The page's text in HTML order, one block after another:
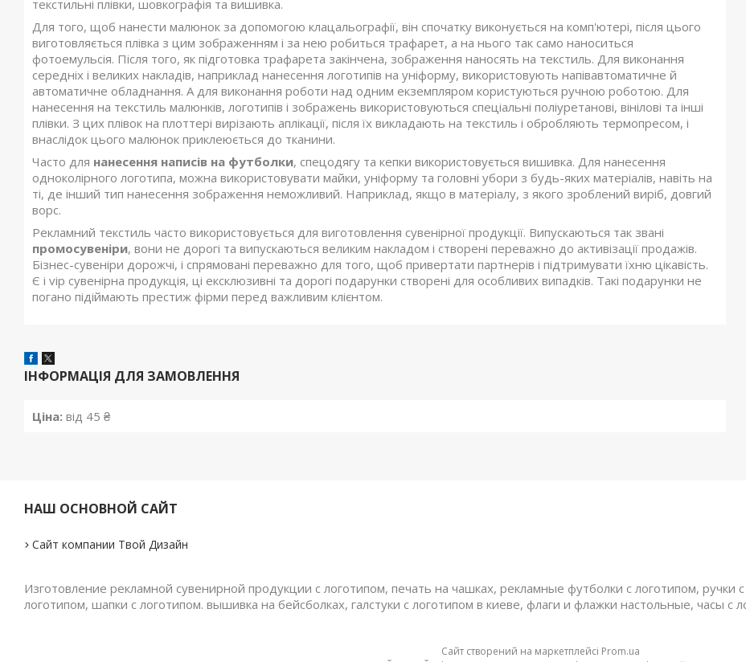
текстильні плівки, шовкографія та вишивка.
Для того, щоб нанести малюнок за допомогою клацальографії, він спочатку виконується на комп'ютері, після цього
виготовляється плівка з цим зображенням і за нею робиться трафарет, а на нього так само наноситься
фотоемульсія. Після того, як підготовка трафарета закінчена, зображення наносять на текстиль. Для виконання
середніх і великих накладів, наприклад нанесення логотипів на уніформу, використовують напівавтоматичне й
автоматичне обладнання. А для виконання роботи над одним екземпляром користуються ручною роботою. Для
нанесення на текстиль малюнків, логотипів і зображень використовуються спеціальні поліуретанові, вінілові та інші
плівки. З цих плівок на плоттері вирізають аплікації, після їх викладають на текстиль і обробляють термопресом, і
внаслідок цього малюнок приклеюється до тканини.
Часто для нанесення написів на футболки, спецодягу та кепки використовується вишивка. Для нанесення
одноколірного логотипа, можна використовувати майки, уніформу та головні убори з будь-яких матеріалів, навіть на
ті, де інший тип нанесення зображення неможливий. Наприклад, якщо в матеріалу, з якого зроблений виріб, довгий
ворс.
Рекламний текстиль часто використовується для виготовлення сувенірної продукції. Випускаються так звані
промосувеніри, вони не дорогі та випускаються великим накладом і створені переважно до активізації продажів.
Бізнес-сувеніри дорожчі, і спрямовані переважно для того, щоб привертати партнерів і підтримувати їхню цікавість.
Є і vip сувенірна продукція, ці ексклюзивні та дорогі подарунки створені для особливих випадків. Такі подарунки не
погано підіймають престиж фірми перед важливим клієнтом.
ІНФОРМАЦІЯ ДЛЯ ЗАМОВЛЕННЯ
Ціна: від 45 ₴
НАШ ОСНОВНОЙ САЙТ
Сайт компании Твой Дизайн
Изготовление рекламной сувенирной продукции с логотипом, печать на чашках, рекламные футболки с логотипом, ручки
логотипом, шапки с логотипом. вышивка на бейсболках, галстуки с логотипом в киеве, флаги и флажки настольные, часы с
Сайт створений на маркетплейсі Prom.ua